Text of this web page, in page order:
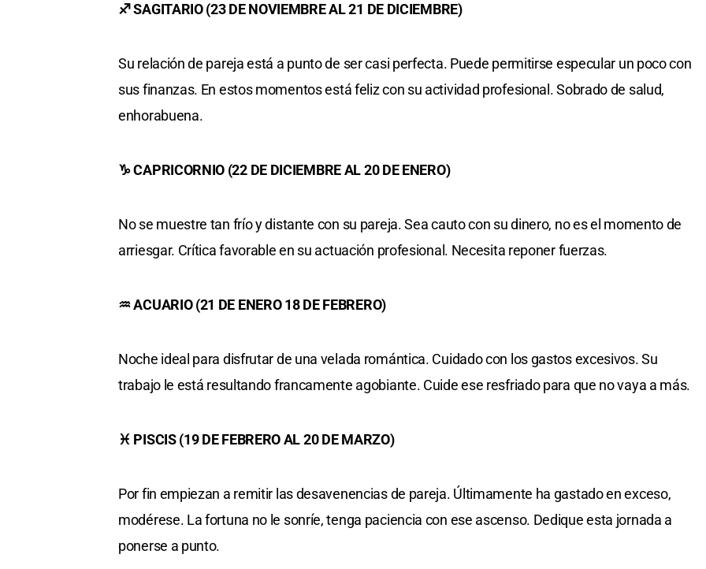
♐ SAGITARIO (23 DE NOVIEMBRE AL 21 DE DICIEMBRE)
Su relación de pareja está a punto de ser casi perfecta. Puede permitirse especular un poco con
sus finanzas. En estos momentos está feliz con su actividad profesional. Sobrado de salud,
enhorabuena.
♑ CAPRICORNIO (22 DE DICIEMBRE AL 20 DE ENERO)
No se muestre tan frío y distante con su pareja. Sea cauto con su dinero, no es el momento de
arriesgar. Crítica favorable en su actuación profesional. Necesita reponer fuerzas.
♒ ACUARIO (21 DE ENERO 18 DE FEBRERO)
Noche ideal para disfrutar de una velada romántica. Cuidado con los gastos excesivos. Su
trabajo le está resultando francamente agobiante. Cuide ese resfriado para que no vaya a más.
♓ PISCIS (19 DE FEBRERO AL 20 DE MARZO)
Por fin empiezan a remitir las desavenencias de pareja. Últimamente ha gastado en exceso,
modérese. La fortuna no le sonríe, tenga paciencia con ese ascenso. Dedique esta jornada a
ponerse a punto.